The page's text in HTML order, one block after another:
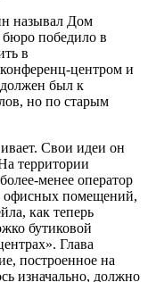
называл Дом
победило в
в
центром и
был к
но по старым
Свои идеи он
территории
менее оператор
офисных помещений,
как теперь
бутиковой
Глава
построенное на
изначально, должно